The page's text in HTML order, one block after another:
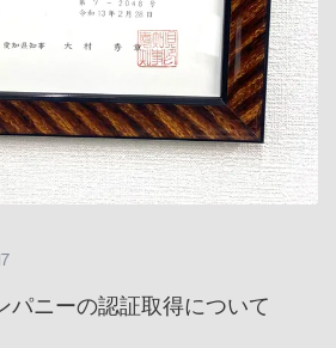
パニーの認証取得について